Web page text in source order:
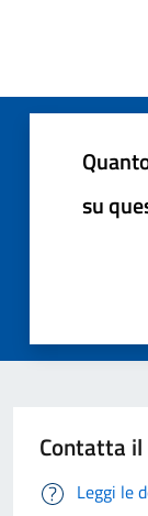
su
Contatta
Leggi le